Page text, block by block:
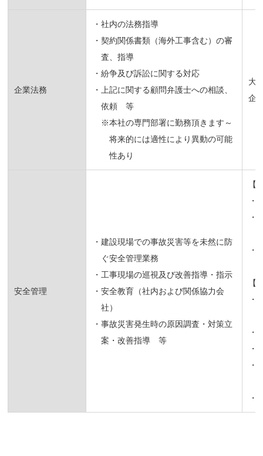
企業法務
・社内の法務指導
・契約関係書類（海外工事含む）の審
査、指導
・紛争及び訴訟に関する対応
・上記に関する顧問弁護士への相談、
依頼 等
※本社の専門部署に勤務頂きます～
将来的には適性により異動の可能
性あり
大
企
安全管理
・建設現場での事故災害等を未然に防
ぐ安全管理業務
・工事現場の巡視及び改善指導・指示
・安全教育（社内および関係協力会
社）
・事故災害発生時の原因調査・対策立
案・改善指導 等
【
・
・
・
【
・
・
・
・
・